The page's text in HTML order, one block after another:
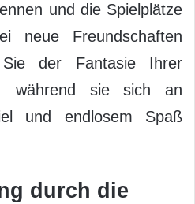
und die Spielplätze
neue Freundschaften
der Fantasie Ihrer
während sie sich an
und endlosem Spaß
durch die